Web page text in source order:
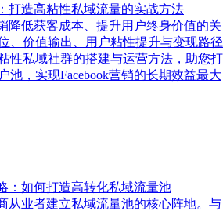
打造高粘性私域流量的实战方法
降低获客成本、提升用户终身价值的关
、价值输出、用户粘性提升与变现路径
性私域社群的搭建与运营方法，助您打
池，实现Facebook营销的长期效益最大
：如何打造高转化私域流量池
从业者建立私域流量池的核心阵地。与